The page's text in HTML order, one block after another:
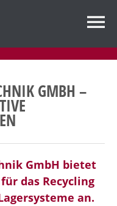
GMBH –
GmbH bietet
das Recycling
an.